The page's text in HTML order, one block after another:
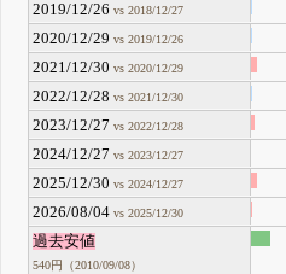
2019/12/26 vs 2018/12/27
2020/12/29 vs 2019/12/26
2021/12/30 vs 2020/12/29
2022/12/28 vs 2021/12/30
2023/12/27 vs 2022/12/28
2024/12/27 vs 2023/12/27
2025/12/30 vs 2024/12/27
2026/08/04 vs 2025/12/30
過去安値
540円（2010/09/08）